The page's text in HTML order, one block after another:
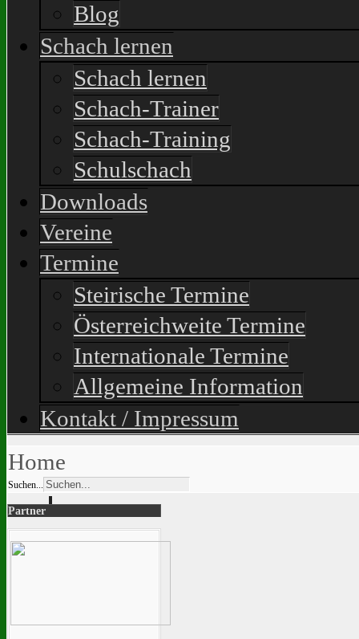
Blog
Schach lernen
Schach lernen
Schach-Trainer
Schach-Training
Schulschach
Downloads
Vereine
Termine
Steirische Termine
Österreichweite Termine
Internationale Termine
Allgemeine Information
Kontakt / Impressum
Home
Suchen...
Partner